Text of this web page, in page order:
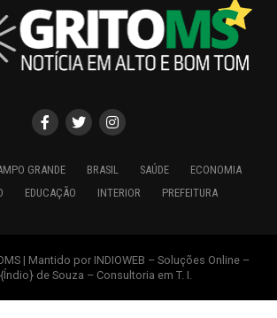
GRANDE BRASIL SAÚDE
ECONOMIA
EDUCAÇÃO INTERIOR PREFEITURA
| Mantido por INDIOWEB – Soluções Online –
de Souza – Consultoria em T. I.